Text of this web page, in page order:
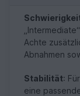
Achte
Abnahmen
Stabilität:
eine